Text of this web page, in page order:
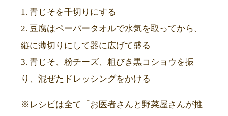
1. 青じそを千切りにする
2. 豆腐はペーパータオルで水気を取ってから、
縦に薄切りにして器に広げて盛る
3. 青じそ、粉チーズ、粗びき黒コショウを振
り、混ぜたドレッシングをかける
※レシピは全て「お医者さんと野菜屋さんが推